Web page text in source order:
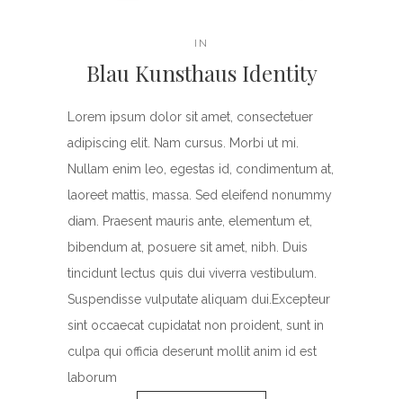
IN
Blau Kunsthaus Identity
Lorem ipsum dolor sit amet, consectetuer
adipiscing elit. Nam cursus. Morbi ut mi.
Nullam enim leo, egestas id, condimentum at,
laoreet mattis, massa. Sed eleifend nonummy
diam. Praesent mauris ante, elementum et,
bibendum at, posuere sit amet, nibh. Duis
tincidunt lectus quis dui viverra vestibulum.
Suspendisse vulputate aliquam dui.Excepteur
sint occaecat cupidatat non proident, sunt in
culpa qui officia deserunt mollit anim id est
laborum